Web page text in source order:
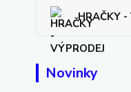
HRAČKY -
Novinky